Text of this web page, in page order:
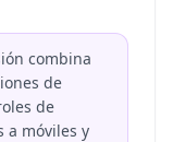
combina
de
de
a móviles y